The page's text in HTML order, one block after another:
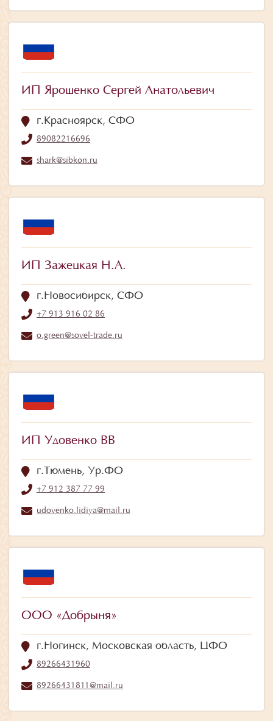
ИП Ярошенко Сергей Анатольевич
г.Красноярск, СФО
89082216696
shark@sibkon.ru
ИП Зажецкая Н.А.
г.Новосибирск, СФО
+7 913 916 02 86
o.green@sovel-trade.ru
ИП Удовенко ВВ
г.Тюмень, Ур.ФО
+7 912 387 77 99
udovenko.lidiya@mail.ru
ООО «Добрыня»
г.Ногинск, Московская область, ЦФО
89266431960
89266431811@mail.ru